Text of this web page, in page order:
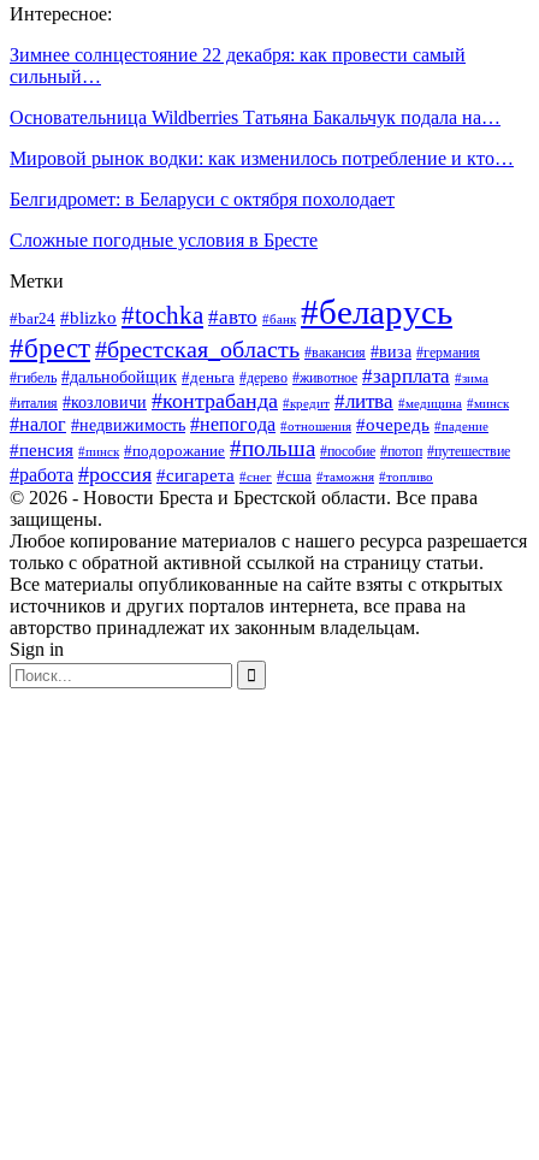
Интересное:
Зимнее солнцестояние 22 декабря: как провести самый
сильный…
Основательница Wildberries Татьяна Бакальчук подала на…
Мировой рынок водки: как изменилось потребление и кто…
Белгидромет: в Беларуси с октября похолодает
Сложные погодные условия в Бресте
Метки
#bar24 #blizko #tochka #авто #банк #беларусь
#брест#брестская_область #вакансия #виза #германия
#гибель #дальнобойщик #деньга #дерево #животное #зарплата #зима
#италия #козловичи #контрабанда #кредит #литва #медицина #минск
#налог #недвижимость #непогода #отношения #очередь #падение
#пенсия #пинск #подорожание #польша #пособие #потоп #путешествие
#работа #россия #сигарета #снег #сша #таможня #топливо
© 2026 - Новости Бреста и Брестской области. Все права
защищены.
Любое копирование материалов с нашего ресурса разрешается
только с обратной активной ссылкой на страницу статьи.
Все материалы опубликованные на сайте взяты с открытых
источников и других порталов интернета, все права на
авторство принадлежат их законным владельцам.
Sign in